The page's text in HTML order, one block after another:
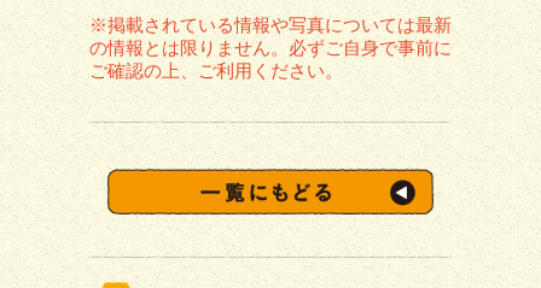
※掲載されている情報や写真については最新
の情報とは限りません。必ずご自身で事前に
ご確認の上、ご利用ください。